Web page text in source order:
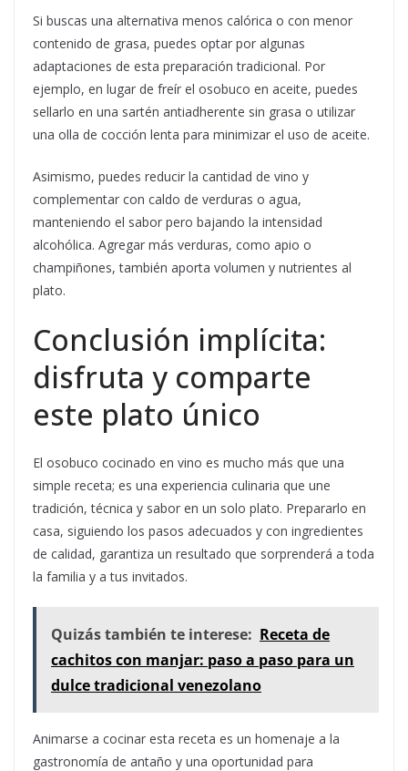
Si buscas una alternativa menos calórica o con menor
contenido de grasa, puedes optar por algunas
adaptaciones de esta preparación tradicional. Por
ejemplo, en lugar de freír el osobuco en aceite, puedes
sellarlo en una sartén antiadherente sin grasa o utilizar
una olla de cocción lenta para minimizar el uso de aceite.
Asimismo, puedes reducir la cantidad de vino y
complementar con caldo de verduras o agua,
manteniendo el sabor pero bajando la intensidad
alcohólica. Agregar más verduras, como apio o
champiñones, también aporta volumen y nutrientes al
plato.
Conclusión implícita:
disfruta y comparte
este plato único
El osobuco cocinado en vino es mucho más que una
simple receta; es una experiencia culinaria que une
tradición, técnica y sabor en un solo plato. Prepararlo en
casa, siguiendo los pasos adecuados y con ingredientes
de calidad, garantiza un resultado que sorprenderá a toda
la familia y a tus invitados.
Quizás también te interese: Receta de
cachitos con manjar: paso a paso para un
dulce tradicional venezolano
Animarse a cocinar esta receta es un homenaje a la
gastronomía de antaño y una oportunidad para